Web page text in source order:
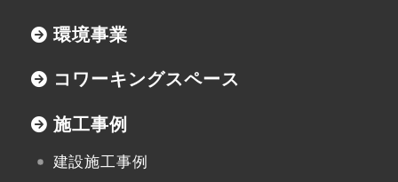
環境事業
コワーキングスペース
施工事例
建設施工事例